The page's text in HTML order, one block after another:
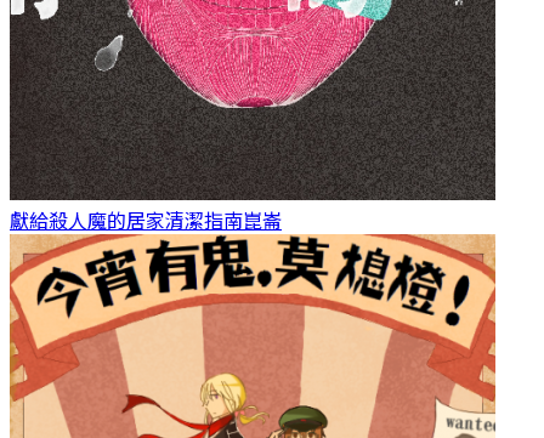
獻給殺人魔的居家清潔指南崑崙